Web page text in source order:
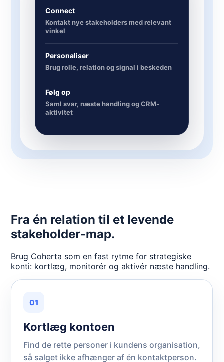
Connect
Kontakt nye stakeholders med relevant
vinkel
Personaliser
Brug rolle, relation og signal i beskeden
Følg op
Saml svar, næste handling og CRM-
aktivitet
Fra én relation til et levende
stakeholder-map.
Brug Coherta som en fast rytme for strategiske
konti: kortlæg, monitorér og aktivér næste handling.
01
Kortlæg kontoen
Find de rette personer i kundens organisation,
så salget ikke afhænger af én kontaktperson.